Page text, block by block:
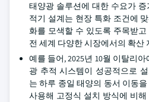
태양광 솔루션에 대한 수요가
적기 설계는 현장 특화 조건에
화를 모색할 수 있도록 주목받
전 세계 다양한 시장에서의 확산
예를 들어, 2025년 10월 이탈리
광 추적 시스템이 성공적으로
는 하루 종일 태양의 동서 이동
사용해 고정식 설치 방식에 비